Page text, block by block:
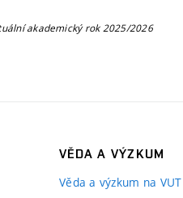
akademický rok 2025/2026
VĚDA A VÝZKUM
Věda a výzkum na VUT